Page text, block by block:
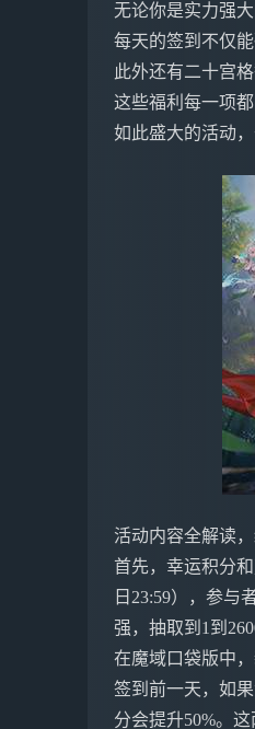
无论你是实力强
每天的签到不仅
此外还有二十宫
这些福利每一项
如此盛大的活动
活动内容全解读
首先，幸运积分
日23:59），参与
强，抽取到1到
在魔域口袋版中
签到前一天，如
分会提升50%。